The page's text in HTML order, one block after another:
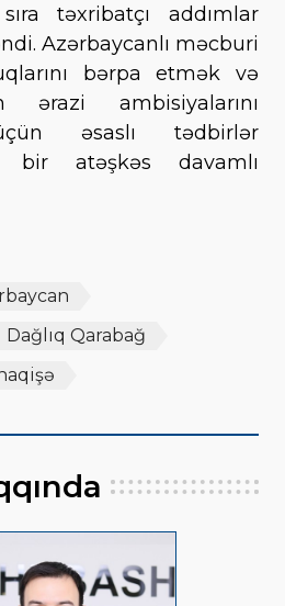
təxribatçı addımlar
Azərbaycanlı məcburi
bərpa etmək və
ərazi ambisiyalarını
əsaslı tədbirlər
bir atəşkəs davamlı
Dağlıq Qarabağ